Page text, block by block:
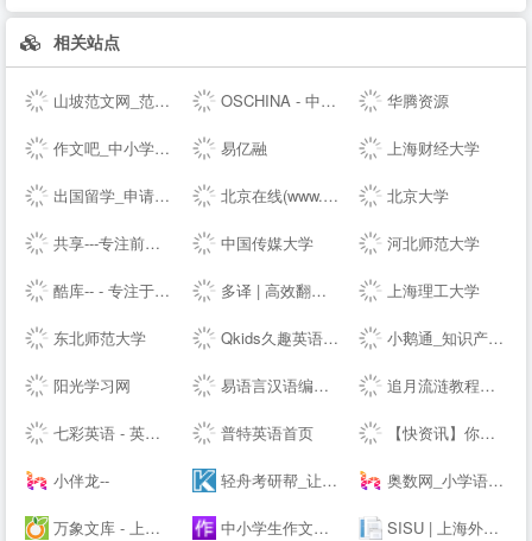
相关站点
山坡范文网_范文_免费范文_工作总结 OSCHINA - 中文开源技术交流社区 华腾资源
作文吧_中小学生作文网_优秀作文大全 易亿融 上海财经大学
出国留学_申请留学指导_专业的留学咨询中介-启德教育 北京在线(www.bjol.com.cn) - 东方在线-北京城市网-北京之窗-北京城市--,www.bjol.com.cn 北京大学
共享---专注前端行业精选-分享最具有价值的内容-鹏仔先生的-- 中国传媒大学 河北师范大学
酷库-- - 专注于资源分享的blog 多译 | 高效翻译必备工具 - 免费文档在线翻译 百度 谷歌 有道 翻译 上海理工大学
东北师范大学 Qkids久趣英语-少儿英语-全英文授课 小鹅通_知识产品与用户服务的私域运营工具
阳光学习网 易语言汉语编程官方站 追月流涟教程网 - 最优秀的QQ技术网 - 技术资源网 - 分享技术教程QQ资源网
七彩英语 - 英文电子书下载站 PDF|TXT格式英文原版原著下载 普特英语首页 【快资讯】你的专属资讯平台
小伴龙-- 轻舟考研帮_让考研简单不孤单！_考研网（kaoyan.com） 奥数网_小学语数英、家庭教育专业网站
万象文库 - 上传文档分享的网站 中小学生作文网_中考高考满分作文_初中作文_高中优秀作文大全 SISU | 上海外国语大学